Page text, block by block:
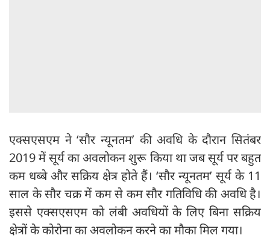
एक्सएसएम ने ‘सौर न्यूनतम’ की अवधि के दौरान सितंबर
2019 में सूर्य का अवलोकन शुरू किया था जब सूर्य पर बहुत
कम धब्बे और सक्रिय क्षेत्र होते हैं। ‘सौर न्यूनतम’ सूर्य के 11
साल के सौर चक्र में कम से कम सौर गतिविधि की अवधि है।
इससे एक्सएसएम को लंबी अवधियों के लिए बिना सक्रिय
क्षेत्रों के कोरोना का अवलोकन करने का मौका मिल गया।